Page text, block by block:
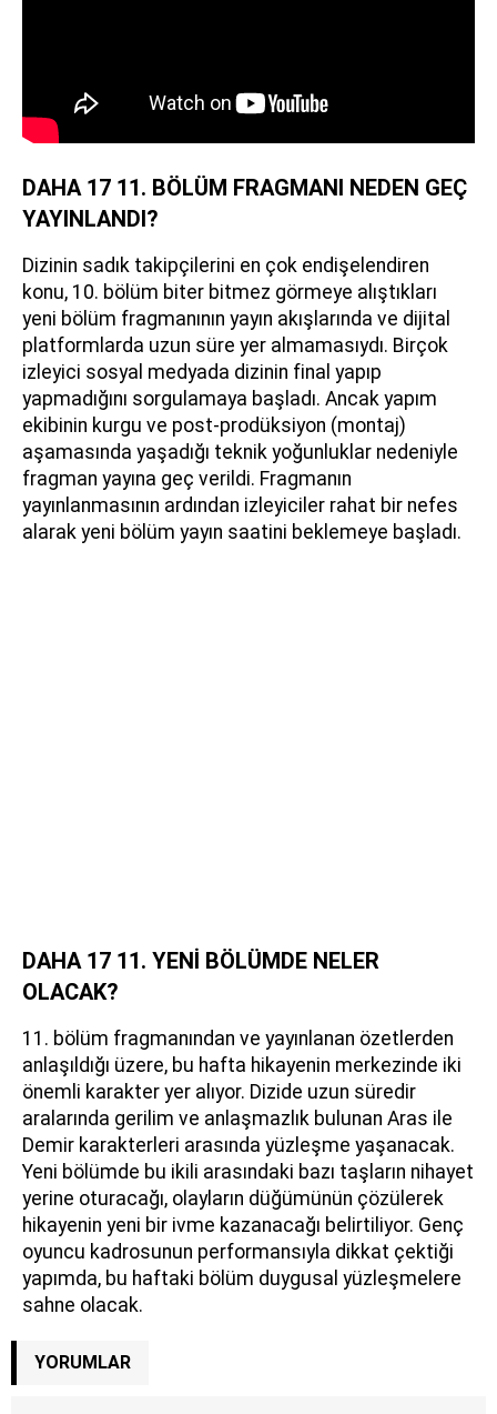
DAHA 17 11. BÖLÜM FRAGMANI NEDEN GEÇ
YAYINLANDI?
Dizinin sadık takipçilerini en çok endişelendiren
konu, 10. bölüm biter bitmez görmeye alıştıkları
yeni bölüm fragmanının yayın akışlarında ve dijital
platformlarda uzun süre yer almamasıydı. Birçok
izleyici sosyal medyada dizinin final yapıp
yapmadığını sorgulamaya başladı. Ancak yapım
ekibinin kurgu ve post-prodüksiyon (montaj)
aşamasında yaşadığı teknik yoğunluklar nedeniyle
fragman yayına geç verildi. Fragmanın
yayınlanmasının ardından izleyiciler rahat bir nefes
alarak yeni bölüm yayın saatini beklemeye başladı.
DAHA 17 11. YENİ BÖLÜMDE NELER
OLACAK?
11. bölüm fragmanından ve yayınlanan özetlerden
anlaşıldığı üzere, bu hafta hikayenin merkezinde iki
önemli karakter yer alıyor. Dizide uzun süredir
aralarında gerilim ve anlaşmazlık bulunan Aras ile
Demir karakterleri arasında yüzleşme yaşanacak.
Yeni bölümde bu ikili arasındaki bazı taşların nihayet
yerine oturacağı, olayların düğümünün çözülerek
hikayenin yeni bir ivme kazanacağı belirtiliyor. Genç
oyuncu kadrosunun performansıyla dikkat çektiği
yapımda, bu haftaki bölüm duygusal yüzleşmelere
sahne olacak.
YORUMLAR